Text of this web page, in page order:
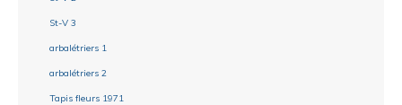
St-V 3
arbalétriers 1
arbalétriers 2
Tapis fleurs 1971